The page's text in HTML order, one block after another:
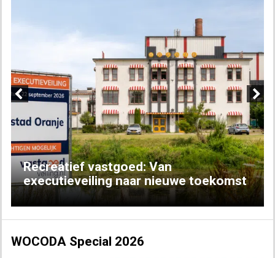
Recreatief vastgoed: Van
executieveiling naar nieuwe toekomst
Next
WOCODA Special 2026